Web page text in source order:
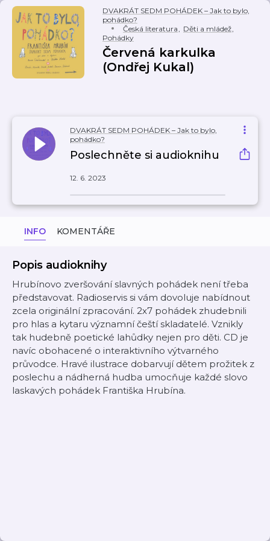
DVAKRÁT SEDM POHÁDEK – Jak to bylo,
pohádko?
Česká literatura, Děti a mládež,
Pohádky
Červená karkulka
(Ondřej Kukal)
DVAKRÁT SEDM POHÁDEK – Jak to bylo,
pohádko?
Poslechněte si audioknihu
12. 6. 2023
INFO KOMENTÁŘE
Popis audioknihy
Hrubínovo zveršování slavných pohádek není třeba
představovat. Radioservis si vám dovoluje nabídnout
zcela originální zpracování. 2x7 pohádek zhudebnili
pro hlas a kytaru významní čeští skladatelé. Vznikly
tak hudebně poetické lahůdky nejen pro děti. CD je
navíc obohacené o interaktivního výtvarného
průvodce. Hravé ilustrace dobarvují dětem prožitek z
poslechu a nádherná hudba umocňuje každé slovo
laskavých pohádek Františka Hrubína.